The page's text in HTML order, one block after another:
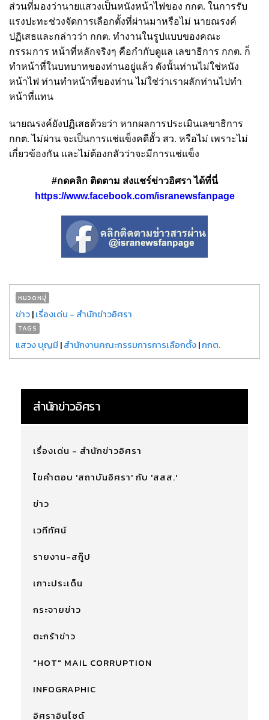
ส่วนที่มองว่านายแสวงเป็นหนังหน้าไฟของ กกต. ในการรับ
แรงปะทะช่วงจัดการเลือกตั้งที่ผ่านมาหรือไม่ นายณรงค์
ปฏิเสธและกล่าวว่า กกต. ทำงานในรูปแบบของคณะ
กรรมการ หน้าที่หลักจริงๆ คือกำกับดูแล เลขาธิการ กกต. ก็
ทำหน้าที่ในบทบาทของท่านอยู่แล้ว ดังนั้นท่านไม่ใช่หนัง
หน้าไฟ ท่านทำหน้าที่ของท่าน ไม่ใช่ว่าเราผลักท่านไปทำ
หน้าที่แทน
นายณรงค์ยังปฏิเสธด้วยว่า หากผลการประเมินเลขาธิการ
กกต. ไม่ผ่าน จะเป็นการแช่แข็งคดีฮั้ว สว. หรือไม่ เพราะไม่
เกี่ยวข้องกัน และไม่ต้องกลัวว่าจะมีการแช่แข็ง
#กดคลิก ติดตาม ส่งแชร์ข่าวอิศรา ได้ที่นี่
https://www.facebook.com/isranewsfanpage
หมวดหมู่
ข่าว|เรื่องเด่น - สำนักข่าวอิศรา
TAGS
แสวง บุญมี|สำนักงานคณะกรรมการการเลือกตั้ง|กกต.
สำนักข่าวอิศรา
เรื่องเด่น - สำนักข่าวอิศรา
ไขคำตอบ 'สถาบันอิศรา' กับ 'สสส.'
ข่าว
เวทีทัศน์
รายงาน-สกู๊ป
เกาะประเด็น
กระจายข่าว
ตะกร้าข่าว
"HOT" MAIL CORRUPTION
INFOGRAPHIC
อิศราอินไซด์